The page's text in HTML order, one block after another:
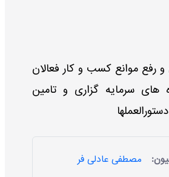
و رفع موانع کسب و کار فعالان
های سرمایه گزاری و تامین
مصطفی عادلی فر